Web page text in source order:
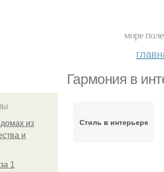
море
Гармония в
из
и
1
Стиль в интерьере